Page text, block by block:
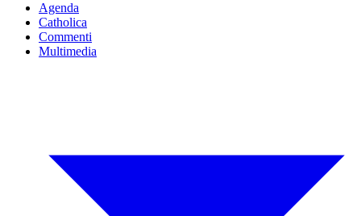
Agenda
Catholica
Commenti
Multimedia